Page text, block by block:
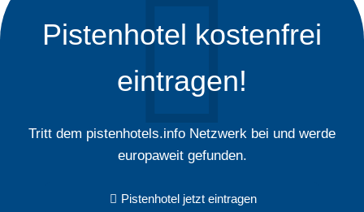
Pistenhotel kostenfrei
eintragen!
Tritt dem pistenhotels.info Netzwerk bei und werde
europaweit gefunden.
Pistenhotel jetzt eintragen